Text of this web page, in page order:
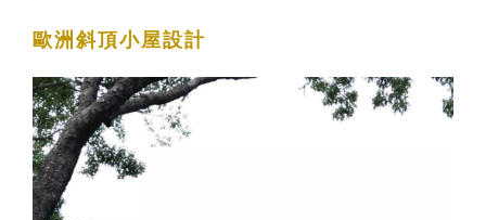
歐洲斜頂小屋設計